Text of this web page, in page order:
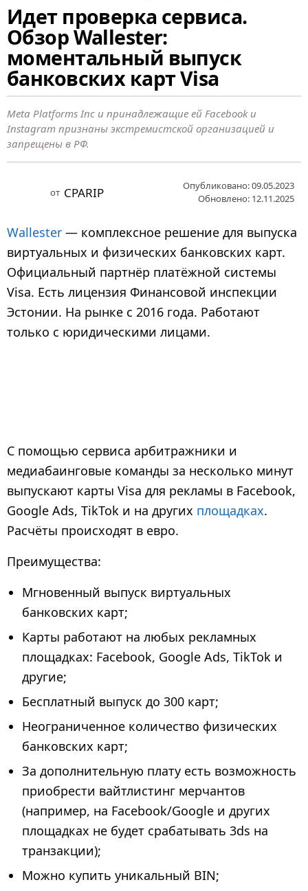
3
г
о
д
а
н
а
з
а
е
с
я
ц
е
в
Идет проверка сервиса.
Обзор Wallester:
моментальный выпуск
банковских карт Visa
Meta Platforms Inc и принадлежащие ей Facebook и
Instagram признаны экстремистской организацией и
запрещены в РФ.
от CPARIP
Опубликовано: 09.05.2023
Обновлено: 12.11.2025
Wallester — комплексное решение для выпуска
виртуальных и физических банковских карт.
Официальный партнёр платёжной системы
Visa. Есть лицензия Финансовой инспекции
Эстонии. На рынке с 2016 года. Работают
только с юридическими лицами.
С помощью сервиса арбитражники и
медиабаинговые команды за несколько минут
выпускают карты Visa для рекламы в Facebook,
Google Ads, TikTok и на других площадках.
Расчёты происходят в евро.
Преимущества:
Мгновенный выпуск виртуальных
банковских карт;
Карты работают на любых рекламных
площадках: Facebook, Google Ads, TikTok и
другие;
Бесплатный выпуск до 300 карт;
Неограниченное количество физических
банковских карт;
За дополнительную плату есть возможность
приобрести вайтлистинг мерчантов
(например, на Facebook/Google и других
площадках не будет срабатывать 3ds на
транзакции);
Можно купить уникальный BIN;